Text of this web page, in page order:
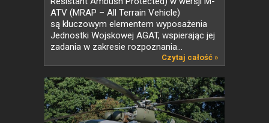
ATV (MRAP – All Terrain Vehicle)
są kluczowym elementem wyposażenia
Jednostki Wojskowej AGAT, wspierając jej
zadania w zakresie rozpoznania...
Czytaj całość »